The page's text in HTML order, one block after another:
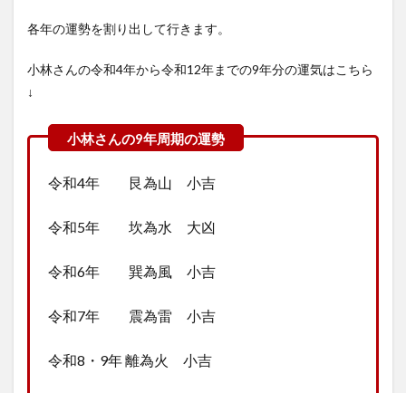
各年の運勢を割り出して行きます。
小林さんの令和4年から令和12年までの9年分の運気はこちら
↓
令和4年 艮為山 小吉
令和5年 坎為水 大凶
令和6年 巽為風 小吉
令和7年 震為雷 小吉
令和8・9年 離為火 小吉